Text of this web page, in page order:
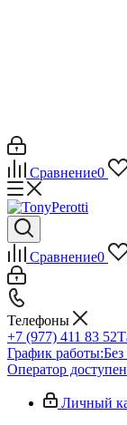
Сравнение0
Сравнение0
Телефоны
+7 (977) 411 83 52
График работы:
Оператор
Личный